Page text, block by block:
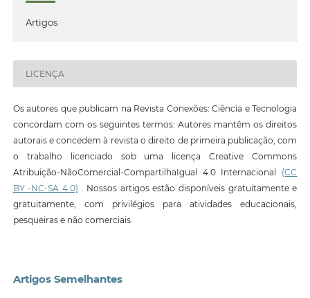
Artigos
LICENÇA
Os autores que publicam na Revista Conexões: Ciência e Tecnologia
concordam com os seguintes termos: Autores mantêm os direitos
autorais e concedem à revista o direito de primeira publicação, com
o trabalho licenciado sob uma licença Creative Commons
Atribuição-NãoComercial-CompartilhaIgual 4.0 Internacional (CC
BY -NC-SA 4.0) . Nossos artigos estão disponíveis gratuitamente e
gratuitamente, com privilégios para atividades educacionais,
pesqueiras e não comerciais.
Artigos Semelhantes